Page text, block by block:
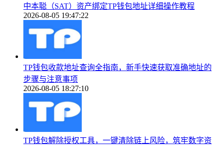
中本聪（SAT）资产绑定TP钱包地址详细操作教程
2026-08-05 19:47:22
TP钱包收款地址查询全指南，新手快速获取准确地址的
步骤与注意事项
2026-08-05 18:27:10
TP钱包解除授权工具，一键清除链上风险，筑牢数字资